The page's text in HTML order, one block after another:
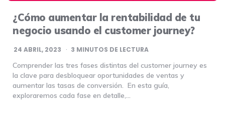
¿Cómo aumentar la rentabilidad de tu
negocio usando el customer journey?
24 ABRIL, 2023 3 MINUTOS DE LECTURA
Comprender las tres fases distintas del customer journey es
la clave para desbloquear oportunidades de ventas y
aumentar las tasas de conversión. En esta guía,
exploraremos cada fase en detalle,…